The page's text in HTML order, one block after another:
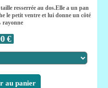
resserrée au dos.Elle a un pan
le petit ventre et lui donne un côté
rayonne
€
au panier